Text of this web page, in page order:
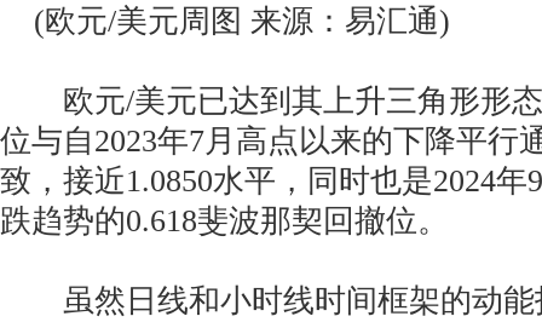
(欧元/美元周图 来源：易汇通)
欧元/美元已达到其上升三角形形态
位与自2023年7月高点以来的下降平行
致，接近1.0850水平，同时也是2024年
跌趋势的0.618斐波那契回撤位。
虽然日线和小时线时间框架的动能